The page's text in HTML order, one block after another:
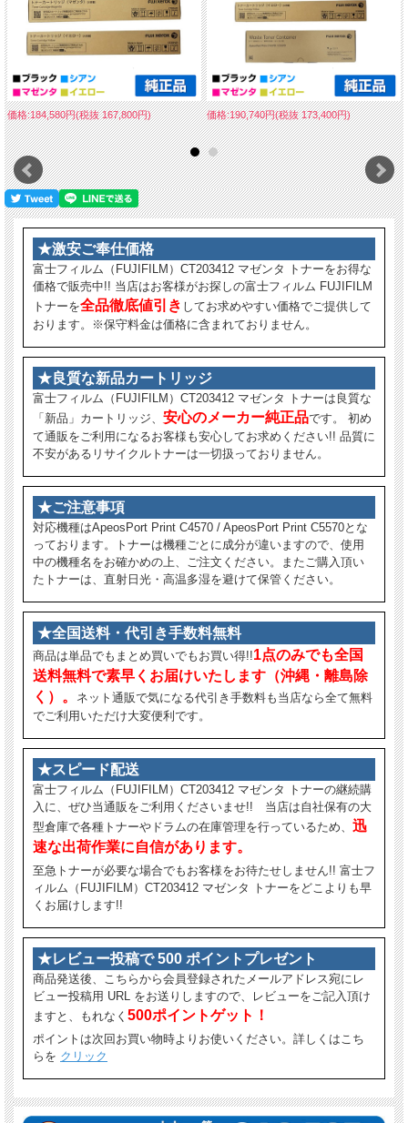
価格:184,580円(税抜 167,800円) 価格:190,740円(税抜 173,400円)
★激安ご奉仕価格
富士フィルム（FUJIFILM）CT203412 マゼンタ トナーをお得な
価格で販売中!! 当店はお客様がお探しの富士フィルム FUJIFILM
トナーを全品徹底値引き してお求めやすい価格でご提供して
おります。※保守料金は価格に含まれておりません。
★良質な新品カートリッジ
富士フィルム（FUJIFILM）CT203412 マゼンタ トナーは良質な
「新品」カートリッジ、 安心のメーカー純正品です。 初め
て通販をご利用になるお客様も安心してお求めください!! 品質に
不安があるリサイクルトナーは一切扱っておりません。
★ご注意事項
対応機種はApeosPort Print C4570 / ApeosPort Print C5570とな
っております。トナーは機種ごとに成分が違いますので、使用
中の機種名をお確かめの上、ご注文ください。またご購入頂い
たトナーは、直射日光・高温多湿を避けて保管ください。
★全国送料・代引き手数料無料
商品は単品でもまとめ買いでもお買い得!!1点のみでも全国
送料無料で素早くお届けいたします（沖縄・離島除
く）。
ネット通販で気になる代引き手数料も当店なら全て無料
でご利用いただけ大変便利です。
★スピード配送
富士フィルム（FUJIFILM）CT203412 マゼンタ トナーの継続購
入に、ぜひ当通販をご利用くださいませ!! 当店は自社保有の大
型倉庫で各種トナーやドラムの在庫管理を行っているため、 迅
速な出荷作業に自信があります。
至急トナーが必要な場合でもお客様をお待たせしません!! 富士フ
ィルム（FUJIFILM）CT203412 マゼンタ トナーをどこよりも早
くお届けします!!
★レビュー投稿で 500 ポイントプレゼント
商品発送後、こちらから会員登録されたメールアドレス宛にレ
ビュー投稿用 URL をお送りしますので、レビューをご記入頂け
ますと、もれなく 500ポイントゲット！
ポイントは次回お買い物時よりお使いください。詳しくはこち
らを クリック